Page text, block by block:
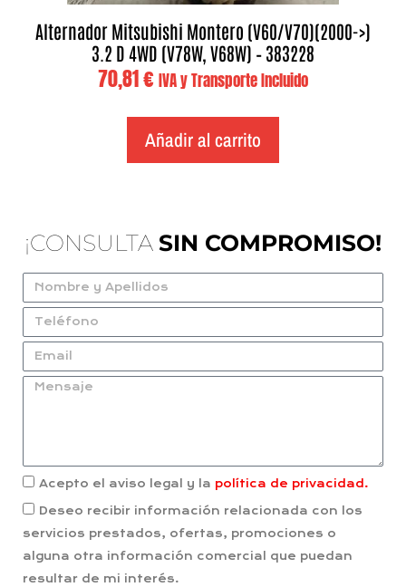
Alternador Mitsubishi Montero (V60/V70)(2000->)
3.2 D 4WD (V78W, V68W) – 383228
70,81€ IVA y Transporte Incluido
Añadir al carrito
¡CONSULTA SIN COMPROMISO!
Acepto el aviso legal y la política de privacidad.
Deseo recibir información relacionada con los
servicios prestados, ofertas, promociones o
alguna otra información comercial que puedan
resultar de mi interés.